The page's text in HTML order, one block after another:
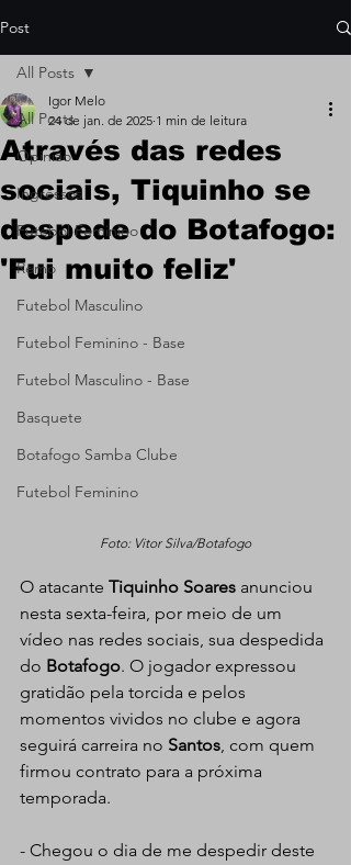
Post
All Posts
Opinião
Ingressos
Futebol Feminino
Remo
Futebol Masculino
Futebol Feminino - Base
Futebol Masculino - Base
Basquete
Botafogo Samba Clube
Futebol Feminino
All Posts
Através das redes
sociais, Tiquinho se
despede do Botafogo:
'Fui muito feliz'
Igor Melo
24 de jan. de 2025 1 min de leitura
Foto: Vitor Silva/Botafogo
O atacante Tiquinho Soares anunciou
nesta sexta-feira, por meio de um
vídeo nas redes sociais, sua despedida
do Botafogo. O jogador expressou
gratidão pela torcida e pelos
momentos vividos no clube e agora
seguirá carreira no Santos, com quem
firmou contrato para a próxima
temporada.
- Chegou o dia de me despedir deste